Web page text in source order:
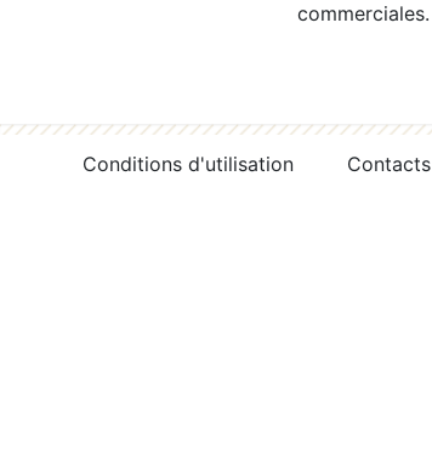
commerciales.
Conditions d'utilisation Contacts